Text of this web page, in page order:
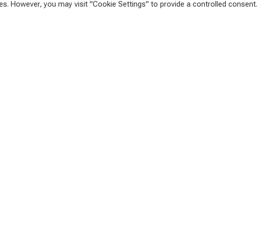
оскорбление Лаврова Берлину и Парижу повысит
However, you may visit "Cookie Settings" to provide a controlled consent.